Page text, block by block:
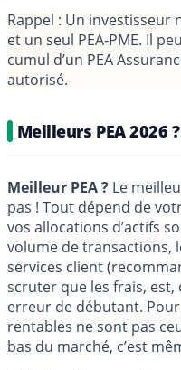
Rappel : Un investisseur
et un seul PEA-PME. Il
cumul d’un PEA
autorisé.
Meilleurs PEA 2026 ?
Meilleur PEA ? Le
pas ! Tout dépend de
vos allocations d’actifs
volume de transactions,
services client
scruter que les frais,
erreur de débutant.
rentables ne sont pas
bas du marché, c’est